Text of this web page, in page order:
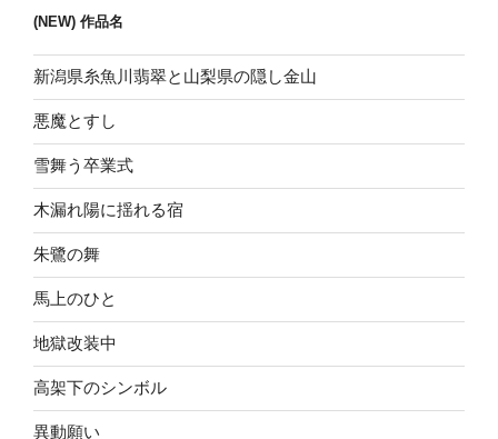
ン
(NEW) 作品名
新潟県糸魚川翡翠と山梨県の隠し金山
悪魔とすし
雪舞う卒業式
木漏れ陽に揺れる宿
朱鷺の舞
馬上のひと
地獄改装中
高架下のシンボル
異動願い